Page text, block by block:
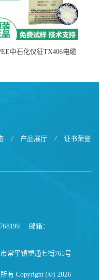
中石化仪征TX406电缆
/ 产品展厅 / 证书荣誉
邮箱：
常平镇塑通七街765号
有 Copyright (©) 2026